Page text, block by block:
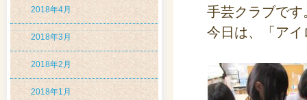
2018年4月
2018年3月
2018年2月
2018年1月
手芸クラブです
今日は、「ア